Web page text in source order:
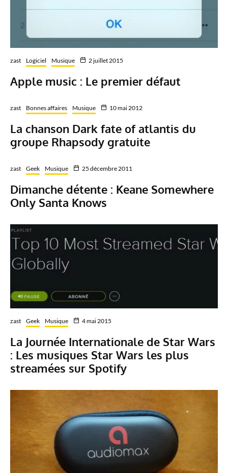
zast Logiciel Musique 2 juillet 2015
Apple music : Le premier défaut
zast Bonnes affaires Musique 10 mai 2012
La chanson Dark fate of atlantis du
groupe Rhapsody gratuite
zast Geek Musique 25 décembre 2011
Dimanche détente : Keane Somewhere
Only Santa Knows
zast Geek Musique 4 mai 2015
La Journée Internationale de Star Wars
: Les musiques Star Wars les plus
streamées sur Spotify